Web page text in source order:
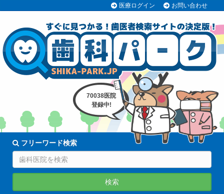
医療ログイン お問い合わせ
70038医院
登録中!
フリーワード検索
検索